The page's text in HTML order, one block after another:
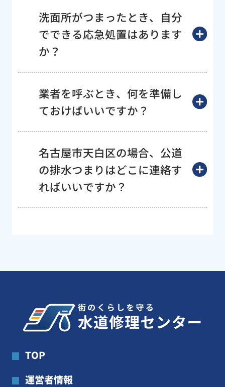
洗面所がつまったとき、自分
でできる応急処置はあります
か？
業者を呼ぶとき、何を準備し
ておけばいいですか？
名古屋市天白区の場合、公道
の排水つまりはどこに連絡す
ればいいですか？
TOP
運営者情報